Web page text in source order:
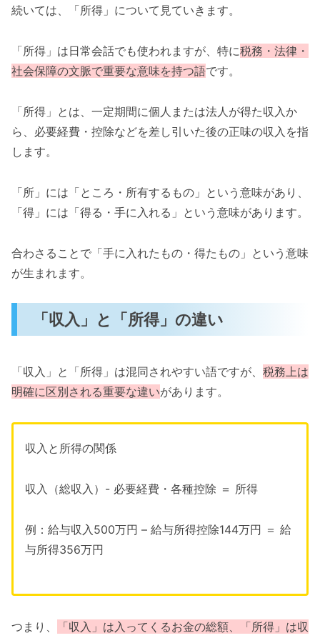
続いては、「所得」について見ていきます。
「所得」は日常会話でも使われますが、特に税務・法律・
社会保障の文脈で重要な意味を持つ語です。
「所得」とは、一定期間に個人または法人が得た収入か
ら、必要経費・控除などを差し引いた後の正味の収入を指
します。
「所」には「ところ・所有するもの」という意味があり、
「得」には「得る・手に入れる」という意味があります。
合わさることで「手に入れたもの・得たもの」という意味
が生まれます。
「収入」と「所得」の違い
「収入」と「所得」は混同されやすい語ですが、 税務上は
明確に区別される重要な違いがあります。
収入と所得の関係
収入（総収入）- 必要経費・各種控除 ＝ 所得
例：給与収入500万円 – 給与所得控除144万円 ＝ 給
与所得356万円
つまり、
「収入」は入ってくるお金の総額、「所得」は収